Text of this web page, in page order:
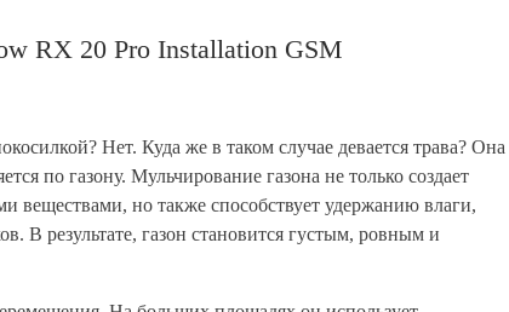
RX 20 Pro Installation GSM
Нет. Куда же в таком случае девается трава? Она
по газону. Мульчирование газона не только создает
веществами, но также способствует удержанию влаги,
В результате, газон становится густым, ровным и